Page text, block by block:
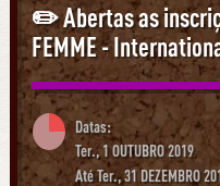
✏️ Abertas as
FEMME -
Datas:
Ter., 1 OUTUBRO 2019
Até Ter., 31 DEZEMBRO